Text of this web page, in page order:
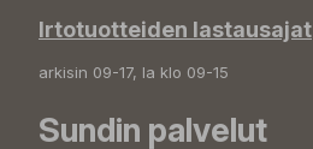
Irtotuotteiden lastausajat
arkisin 09-17, la klo 09-15
Sundin palvelut